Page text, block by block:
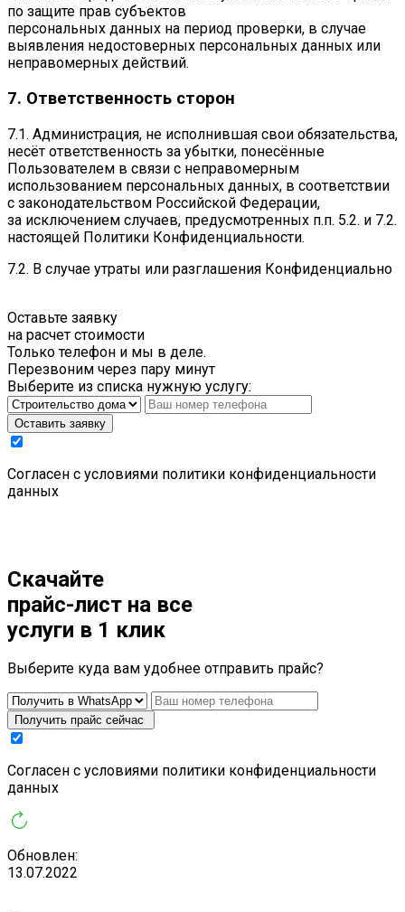
по защите прав субъектов
персональных данных на период проверки, в случае
выявления недостоверных персональных данных или
неправомерных действий.
7. Ответственность сторон
7.1. Администрация, не исполнившая свои обязательства,
несёт ответственность за убытки, понесённые
Пользователем в связи с неправомерным
использованием персональных данных, в соответствии
с законодательством Российской Федерации,
за исключением случаев, предусмотренных п.п. 5.2. и 7.2.
настоящей Политики Конфиденциальности.
7.2. В случае утраты или разглашения Конфиденциально
Оставьте заявку
на расчет стоимости
Только телефон и мы в деле.
Перезвоним через пару минут
Выберите из списка нужную услугу:
Оставить заявку
Cогласен с условиями политики конфиденциальности
данных
Скачайте
прайс-лист на все
услуги в 1 клик
Выберите куда вам удобнее отправить прайс?
Получить прайс сейчас
Cогласен с условиями политики конфиденциальности
данных
Обновлен:
13.07.2022